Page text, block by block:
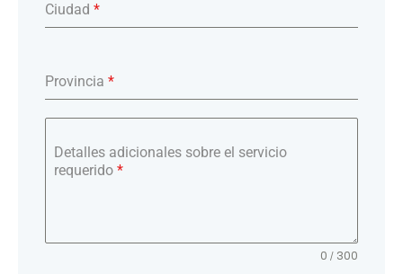
Ciudad *
Provincia *
Detalles adicionales sobre el servicio
requerido *
0 / 300